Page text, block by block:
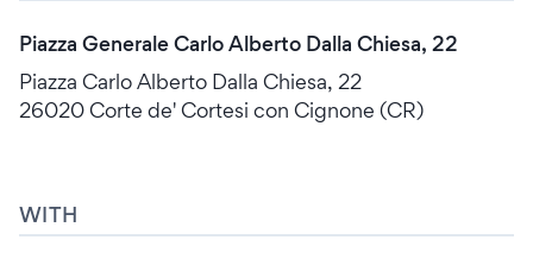
Piazza Generale Carlo Alberto Dalla Chiesa, 22
Piazza Carlo Alberto Dalla Chiesa, 22
26020 Corte de' Cortesi con Cignone (CR)
WITH